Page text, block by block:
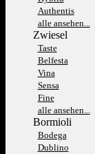
Authentis
alle ansehen...
Zwiesel
Taste
Belfesta
Vina
Sensa
Fine
alle ansehen...
Bormioli
Bodega
Dublino